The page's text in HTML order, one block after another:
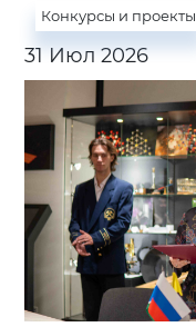
Конкурсы и проекты
31 Июл 2026